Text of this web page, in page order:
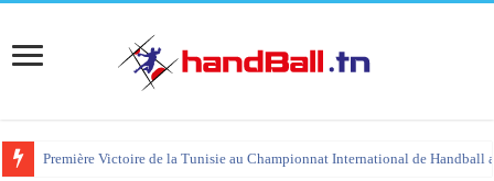
Première Victoire de la Tunisie au Championnat International de Handball